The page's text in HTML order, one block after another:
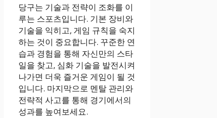
당구는 기술과 전략이 조화를 이
루는 스포츠입니다. 기본 장비와
기술을 익히고, 게임 규칙을 숙지
하는 것이 중요합니다. 꾸준한 연
습과 경험을 통해 자신만의 스타
일을 찾고, 심화 기술을 발전시켜
나가면 더욱 즐거운 게임이 될 것
입니다. 마지막으로 멘탈 관리와
전략적 사고를 통해 경기에서의
성과를 높여보세요.